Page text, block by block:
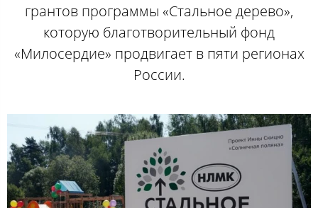
грантов программы «Стальное дерево»,
которую благотворительный фонд
«Милосердие» продвигает в пяти регионах
России.